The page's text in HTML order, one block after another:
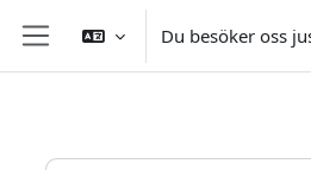
Gå direkt till huvudinnehåll
Du besöker oss